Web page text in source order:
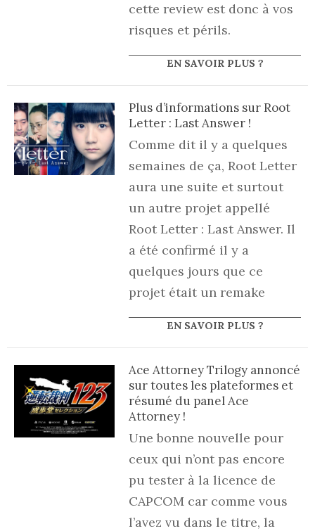
cette review est donc à vos
risques et périls.
EN SAVOIR PLUS ?
Plus d’informations sur Root
Letter : Last Answer !
Comme dit il y a quelques
semaines de ça, Root Letter
aura une suite et surtout
un autre projet appellé
Root Letter : Last Answer. Il
a été confirmé il y a
quelques jours que ce
projet était un remake
EN SAVOIR PLUS ?
Ace Attorney Trilogy annoncé
sur toutes les plateformes et
résumé du panel Ace
Attorney !
Une bonne nouvelle pour
ceux qui n’ont pas encore
pu tester à la licence de
CAPCOM car comme vous
l’avez vu dans le titre, la